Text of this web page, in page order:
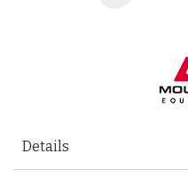
Details